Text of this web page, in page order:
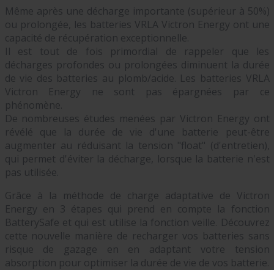
Même après une décharge importante (supérieur à 50%)
ou prolongée, les batteries VRLA Victron Energy ont une
capacité de récupération exceptionnelle.
Il est tout de fois primordial de rappeler que les
décharges profondes ou prolongées diminuent la durée
de vie des batteries au plomb/acide. Les batteries VRLA
Victron Energy ne sont pas épargnées par ce
phénomène.
De nombreuses études menées par Victron Energy ont
révélé que la durée de vie d'une batterie peut-être
augmenter au réduisant la tension "float" (d'entretien),
qui permet d'éviter la décharge, lorsque la batterie n'est
pas utilisée.
Grâce à la méthode de charge adaptative de Victron
Energy en 3 étapes qui prend en compte la fonction
BatterySafe et qui est utilise la fonction veille. Découvrez
cette nouvelle manière de recharger vos batteries sans
risque de gazage en en adaptant votre tension
absorption pour optimiser la durée de vie de vos batterie.